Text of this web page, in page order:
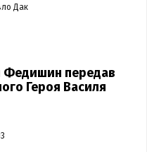
Дак
Федишин передав
Героя Василя